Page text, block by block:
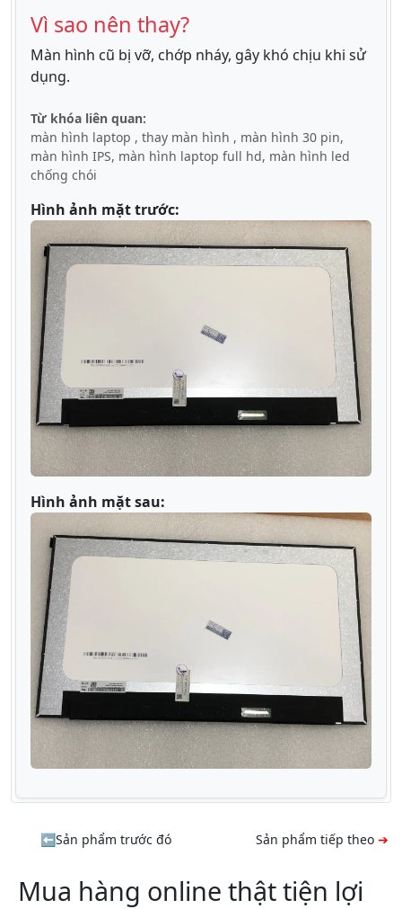
Vì sao nên thay?
Màn hình cũ bị vỡ, chớp nháy, gây khó chịu khi sử
dụng.
Từ khóa liên quan:
màn hình laptop , thay màn hình , màn hình 30 pin,
màn hình IPS, màn hình laptop full hd, màn hình led
chống chói
Hình ảnh mặt trước:
Hình ảnh mặt sau:
Sản phẩm trước đó Sản phẩm tiếp theo
Mua hàng online thật tiện lợi